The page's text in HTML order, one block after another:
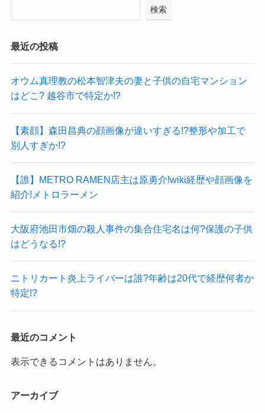
検索
最近の投稿
オウム真理教の松本智津夫の妻と子供の自宅マンション
はどこ? 越谷市で特定か!?
【素顔】森田昌典の顔画像が違いすぎる!?整形や加工で
別人すぎか!?
【誰】METRO RAMEN店主は原勇介!wiki経歴や顔画像を
紹介!メトロラーメン
大阪府池田市畑の殺人事件の集合住宅名は何?保護の子供
はどうなる!?
ニトリカート炎上ライバーは誰?年齢は20代で経歴何者か
特定!?
最近のコメント
表示できるコメントはありません。
アーカイブ